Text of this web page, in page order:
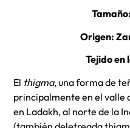
Origen:
Tejido en
El thigma, una forma de
principalmente en el valle
en Ladakh, al norte de la